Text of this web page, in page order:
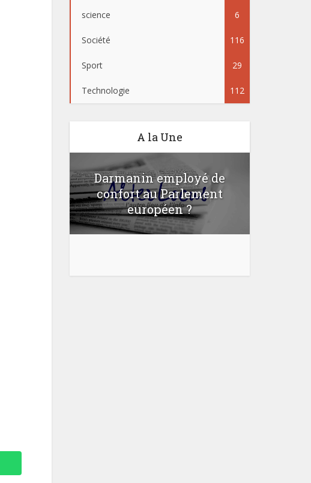
science 6
Société 116
Sport 29
Technologie 112
A la Une
Darmanin employé de
confort au Parlement
européen ?